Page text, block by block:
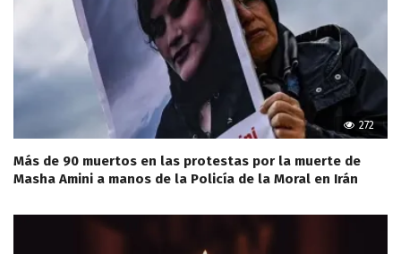
272
Más de 90 muertos en las protestas por la muerte de
Masha Amini a manos de la Policía de la Moral en Irán